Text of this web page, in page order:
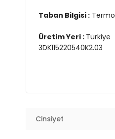
Taban Bilgisi : Termo
Üretim Yeri : Türkiye
3DK115220540K2.03
Cinsiyet